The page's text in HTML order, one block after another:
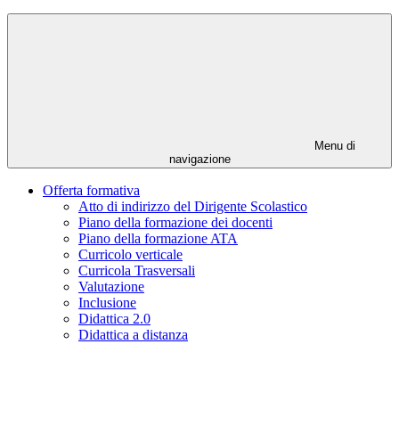
Menu di
navigazione
Offerta formativa
Atto di indirizzo del Dirigente Scolastico
Piano della formazione dei docenti
Piano della formazione ATA
Curricolo verticale
Curricola Trasversali
Valutazione
Inclusione
Didattica 2.0
Didattica a distanza